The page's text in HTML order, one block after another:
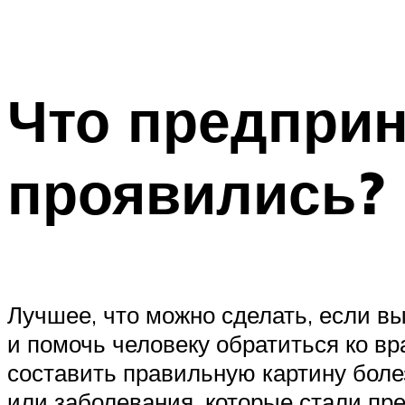
Что
проявились?
Лучшее, что можно сделать, если
и помочь человеку обратиться ко
составить правильную картину